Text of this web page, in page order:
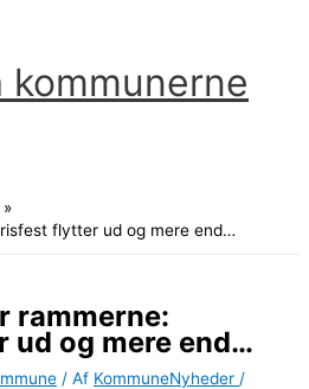
flytter ud og mere end…
rammerne:
ud og mere end…
/ Af KommuneNyheder /